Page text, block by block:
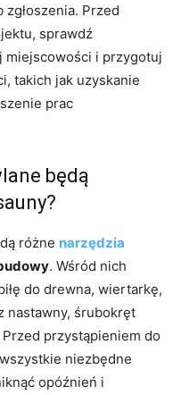
zgłoszenia. Przed
sprawdź
miejscowości i przygotuj
takich jak uzyskanie
prac
będą
różne narzędzia
. Wśród nich
do drewna, wiertarkę,
nastawny, śrubokręt
przystąpieniem do
niezbędne
opóźnień i